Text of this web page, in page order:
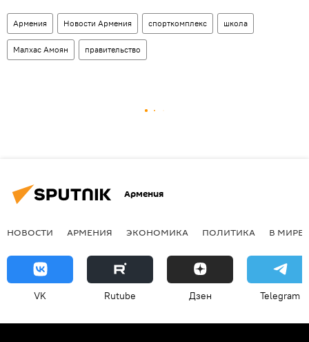
Армения Новости Армения спорткомплекс школа
Малхас Амоян правительство
Армения
НОВОСТИ АРМЕНИЯ ЭКОНОМИКА ПОЛИТИКА В МИРЕ
VK Rutube Дзен Telegram